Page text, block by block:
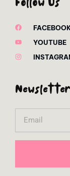
YOUTUBE
Newsletter